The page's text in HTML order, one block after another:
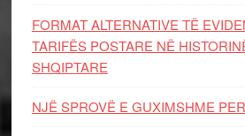
FORMAT ALTERNATIVE TË
TARIFËS POSTARE NË
SHQIPTARE
NJË SPROVË E GUXIMSHME